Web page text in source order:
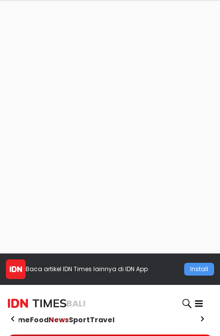
Baca artikel IDN Times lainnya di IDN App Install
BALI
HomeFoodNewsSportTravel